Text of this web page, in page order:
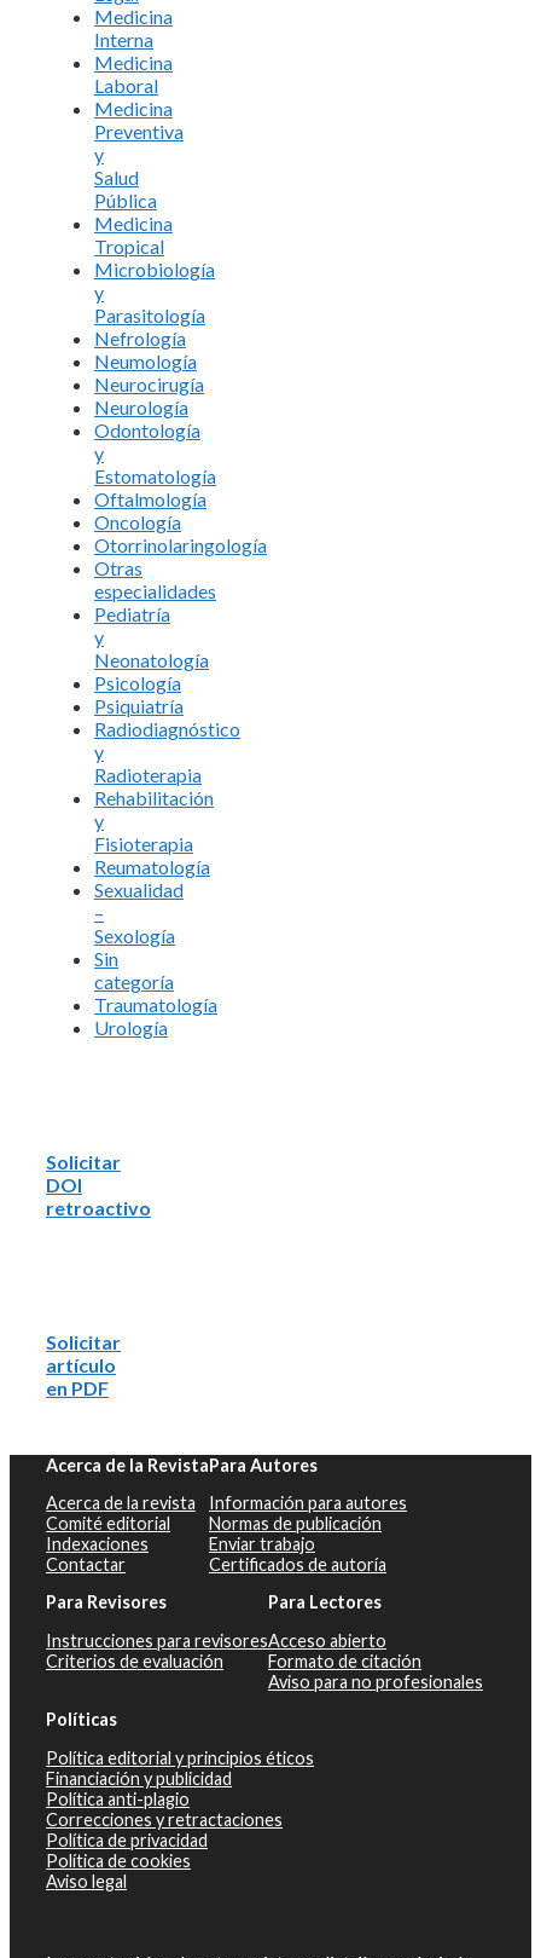
Medicina
Interna
Medicina
Laboral
Medicina
Preventiva
y
Salud
Pública
Medicina
Tropical
Microbiología
y
Parasitología
Nefrología
Neumología
Neurocirugía
Neurología
Odontología
y
Estomatología
Oftalmología
Oncología
Otorrinolaringología
Otras
especialidades
Pediatría
y
Neonatología
Psicología
Psiquiatría
Radiodiagnóstico
y
Radioterapia
Rehabilitación
y
Fisioterapia
Reumatología
Sexualidad
–
Sexología
Sin
categoría
Traumatología
Urología
Solicitar
DOI
retroactivo
Solicitar
artículo
en PDF
Acerca de la Revista
Acerca de la revista
Comité editorial
Indexaciones
Contactar
Para Autores
Información para autores
Normas de publicación
Enviar trabajo
Certificados de autoría
Para Revisores
Instrucciones para revisores
Criterios de evaluación
Para Lectores
Acceso abierto
Formato de citación
Aviso para no profesionales
Políticas
Política editorial y principios éticos
Financiación y publicidad
Política anti-plagio
Correcciones y retractaciones
Política de privacidad
Política de cookies
Aviso legal